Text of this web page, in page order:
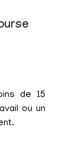
de 15
ou un